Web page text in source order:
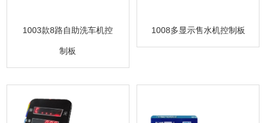
1003款8路自助洗车机控
制板
1008多显示售水机控制板